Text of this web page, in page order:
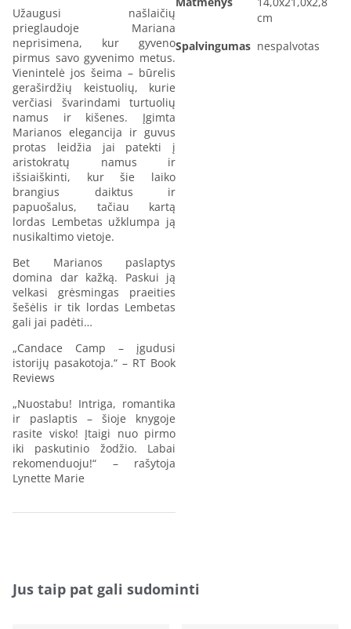
Užaugusi našlaičių
prieglaudoje Mariana
neprisimena, kur gyveno
pirmus savo gyvenimo metus.
Vienintelė jos šeima – būrelis
geraširdžių keistuolių, kurie
verčiasi švarindami turtuolių
namus ir kišenes. Įgimta
Marianos elegancija ir guvus
protas leidžia jai patekti į
aristokratų namus ir
išsiaiškinti, kur šie laiko
brangius daiktus ir
papuošalus, tačiau kartą
lordas Lembetas užklumpa ją
nusikaltimo vietoje.
Bet Marianos paslaptys
domina dar kažką. Paskui ją
velkasi grėsmingas praeities
šešėlis ir tik lordas Lembetas
gali jai padėti…
„Candace Camp – įgudusi
istorijų pasakotoja.“ – RT Book
Reviews
„Nuostabu! Intriga, romantika
ir paslaptis – šioje knygoje
rasite visko! Įtaigi nuo pirmo
iki paskutinio žodžio. Labai
rekomenduoju!“ – rašytoja
Lynette Marie
cm
Spalvingumas nespalvotas
Jus taip pat gali sudominti